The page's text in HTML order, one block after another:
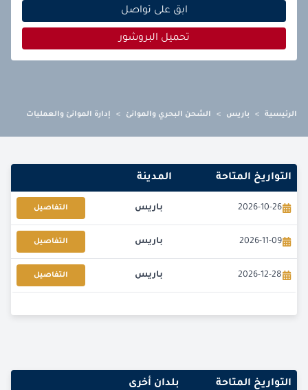
ابق على تواصل
تحميل البروشور
الرئيسية > باريس > الشحن البحري والموانئ > إدارة الموانئ والعمليات
التواريخ المتاحة المدينة
2026-10-26 باريس التفاصيل
2026-11-09 باريس التفاصيل
2026-12-28 باريس التفاصيل
التواريخ المتاحة بلدان أخرى